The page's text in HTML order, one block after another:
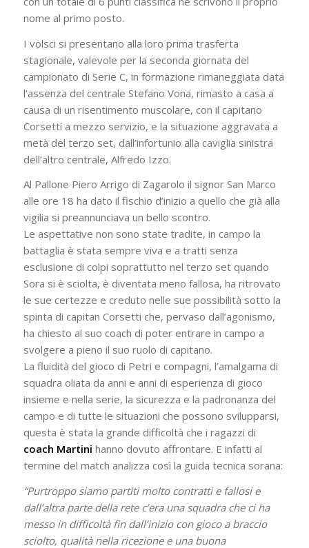
nome al primo posto.
I volsci si presentano alla loro prima trasferta
stagionale, valevole per la seconda giornata del
campionato di Serie C, in formazione rimaneggiata data
l’assenza del centrale Stefano Vona, rimasto a casa a
causa di un risentimento muscolare, con il capitano
Corsetti a mezzo servizio, e la situazione aggravata a
metà del terzo set, dall’infortunio alla caviglia sinistra
dell’altro centrale, Alfredo Izzo.
Al Pallone Piero Arrigo di Zagarolo il signor San Marco
alle ore 18 ha dato il fischio d’inizio a quello che già alla
vigilia si preannunciava un bello scontro.
Le aspettative non sono state tradite, in campo la
battaglia è stata sempre viva e a tratti senza
esclusione di colpi soprattutto nel terzo set quando
Sora si è sciolta, è diventata meno fallosa, ha ritrovato
le sue certezze e creduto nelle sue possibilità sotto la
spinta di capitan Corsetti che, pervaso dall’agonismo,
ha chiesto al suo coach di poter entrare in campo a
svolgere a pieno il suo ruolo di capitano.
La fluidità del gioco di Petri e compagni, l’amalgama di
squadra oliata da anni e anni di esperienza di gioco
insieme e nella serie, la sicurezza e la padronanza del
campo e di tutte le situazioni che possono svilupparsi,
questa è stata la grande difficoltà che i ragazzi di
coach Martini hanno dovuto affrontare. E infatti al
termine del match analizza così la guida tecnica sorana:
“Purtroppo siamo partiti molto contratti e fallosi e
dall’altra parte della rete c’era una squadra che ci ha
messo in difficoltà fin dall’inizio con gioco a braccio
sciolto, qualità nella ricezione e una buona